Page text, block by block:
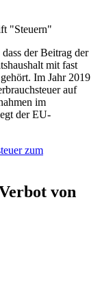
der Beitrag der
mit fast
Im Jahr 2019
auf
im
der EU-
zum
von